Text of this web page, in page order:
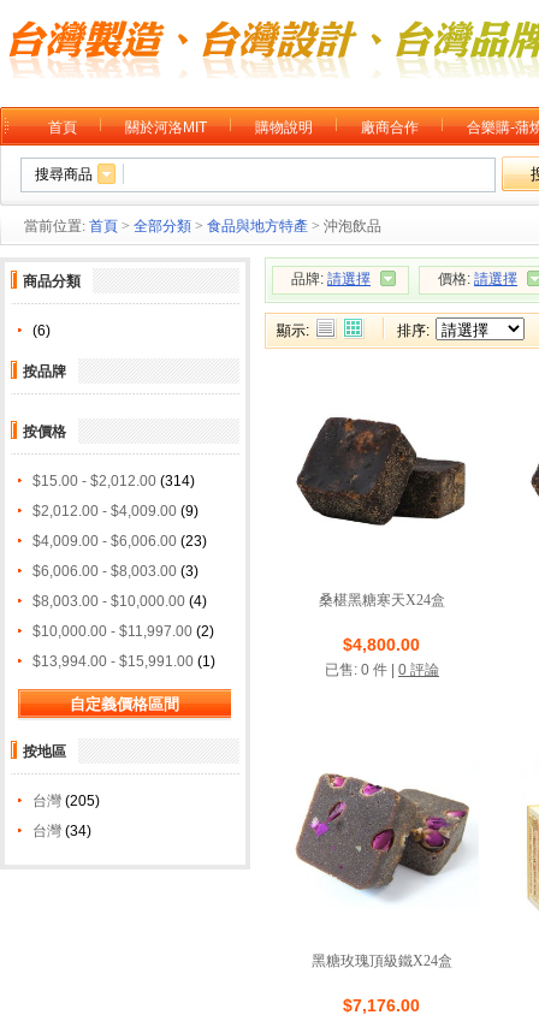
首頁 關於河洛MIT 購物說明 廠商合作 合樂購-蒲
搜尋商品
當前位置: 首頁 > 全部分類 > 食品與地方特產 > 沖泡飲品
商品分類
(6)
按品牌
按價格
$15.00 - $2,012.00 (314)
$2,012.00 - $4,009.00 (9)
$4,009.00 - $6,006.00 (23)
$6,006.00 - $8,003.00 (3)
$8,003.00 - $10,000.00 (4)
$10,000.00 - $11,997.00 (2)
$13,994.00 - $15,991.00 (1)
按地區
台灣 (205)
台灣 (34)
品牌: 請選擇 價格: 請選擇
顯示: 排序:
桑椹黑糖寒天X24盒
店鋪名稱: 康天國際
VIP商店
$4,800.00
已售: 0 件 | 0 評論
黑糖玫瑰頂級鐵X24盒
店鋪名稱: 康天國際
$7,176.00